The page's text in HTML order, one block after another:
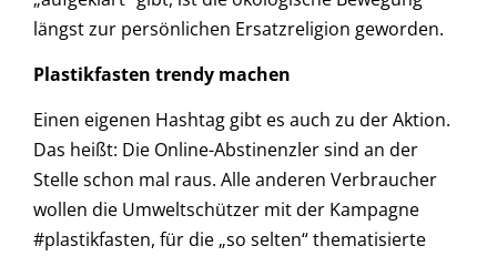
längst zur persönlichen Ersatzreligion geworden.
Plastikfasten trendy machen
Einen eigenen Hashtag gibt es auch zu der Aktion.
Das heißt: Die Online-Abstinenzler sind an der
Stelle schon mal raus. Alle anderen Verbraucher
wollen die Umweltschützer mit der Kampagne
#plastikfasten, für die „so selten“ thematisierte